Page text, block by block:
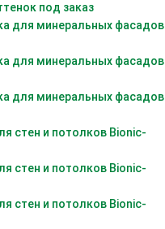
под заказ
для минеральных фасадов
для минеральных фасадов
для минеральных фасадов
стен и потолков Bionic-
стен и потолков Bionic-
стен и потолков Bionic-